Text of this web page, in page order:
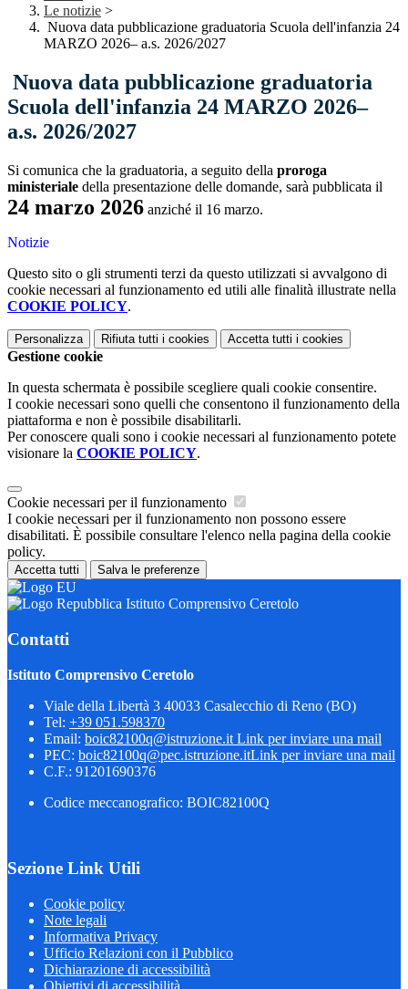
Le notizie >
Nuova data pubblicazione graduatoria Scuola dell'infanzia 24
MARZO 2026– a.s. 2026/2027
Nuova data pubblicazione graduatoria
Scuola dell'infanzia 24 MARZO 2026–
a.s. 2026/2027
Si comunica che la graduatoria, a seguito della proroga
ministeriale della presentazione delle domande, sarà pubblicata il
24 marzo 2026 anziché il 16 marzo.
Notizie
Questo sito o gli strumenti terzi da questo utilizzati si avvalgono di
cookie necessari al funzionamento ed utili alle finalità illustrate nella
COOKIE POLICY.
Personalizza Rifiuta tutti i cookies Accetta tutti i cookies
Gestione cookie
In questa schermata è possibile scegliere quali cookie consentire.
I cookie necessari sono quelli che consentono il funzionamento della
piattaforma e non è possibile disabilitarli.
Per conoscere quali sono i cookie necessari al funzionamento potete
visionare la COOKIE POLICY.
Cookie necessari per il funzionamento
I cookie necessari per il funzionamento non possono essere
disabilitati. È possibile consultare l'elenco nella pagina della cookie
policy.
Accetta tutti Salva le preferenze
Istituto Comprensivo Ceretolo
Contatti
Istituto Comprensivo Ceretolo
Viale della Libertà 3 40033 Casalecchio di Reno (BO)
Tel: +39 051.598370
Email: boic82100q@istruzione.it Link per inviare una mail
PEC: boic82100q@pec.istruzione.itLink per inviare una mail
C.F.: 91201690376
Codice meccanografico: BOIC82100Q
Sezione Link Utili
Cookie policy
Note legali
Informativa Privacy
Ufficio Relazioni con il Pubblico
Dichiarazione di accessibilità
Obiettivi di accessibilità